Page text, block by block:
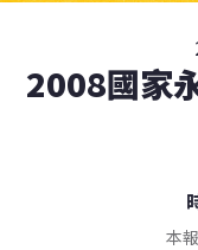
2008國家
本